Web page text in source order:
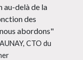
au-delà de la
des
abordons"
CTO du